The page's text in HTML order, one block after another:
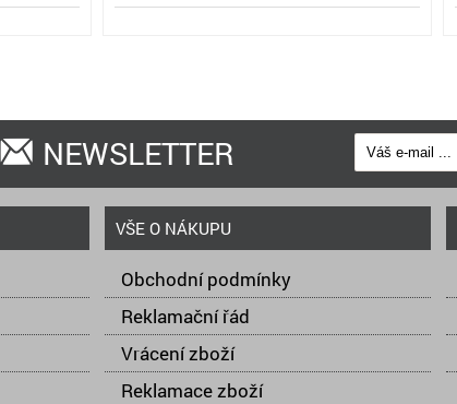
NEWSLETTER
VŠE O NÁKUPU
Obchodní podmínky
Reklamační řád
Vrácení zboží
Reklamace zboží